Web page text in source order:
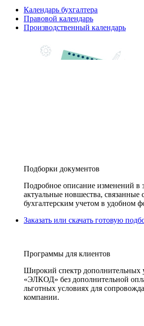
Календарь бухгалтера
Правовой календарь
Производственный календарь
Подборки документов
Подробное описание изменений в
актуальные новшества, связанные
бухгалтерским учетом в удобном
Заказать или скачать готовую
Программы для клиентов
Широкий спектр дополнительных
«ЭЛКОД» без дополнительной
льготных условиях для
компании.